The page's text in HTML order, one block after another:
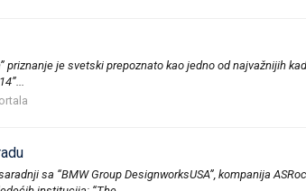
priznanje je svetski prepoznato kao jedno od najvažnijih
sa “BMW Group DesignworksUSA”, kompanija